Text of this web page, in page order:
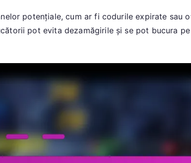
potențiale, cum ar fi codurile expirate sau
pot evita dezamăgirile și se pot bucura